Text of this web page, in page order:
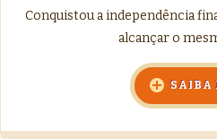
Conquistou a independência
alcançar o
SAIBA